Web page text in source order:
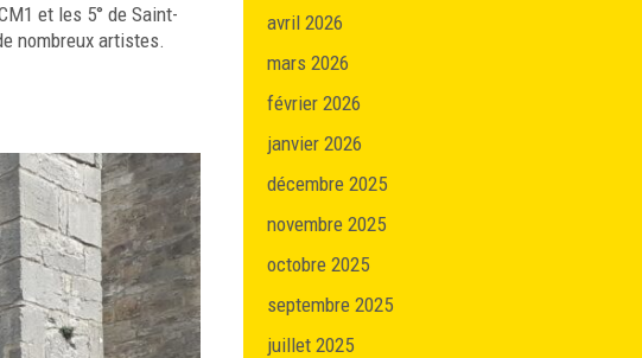
et les 5° de Saint-
nombreux artistes.
avril 2026
mars 2026
février 2026
janvier 2026
décembre 2025
novembre 2025
octobre 2025
septembre 2025
juillet 2025